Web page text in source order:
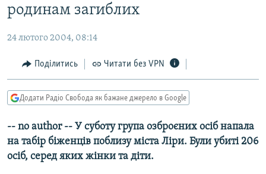
до
СУСПІЛЬСТВО
УКРАЇНА
СВІТ
ДОНБАС.РЕАЛІЇ
СХЕМИ
КИТАЙ.ВИКЛИКИ
ФОТО
СПЕЦПРОЄКТИ
родинам загиблих
24 лютого 2004, 08:14
Поділитись Читати без VPN
Додати Радіо Свобода як бажане джерело в Google
-- no author -- У суботу група озброєних осіб напала
на табір біженців поблизу міста Ліри. Були убиті 206
осіб, серед яких жінки та діти.